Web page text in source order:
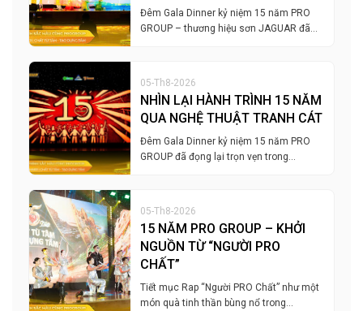
Đêm Gala Dinner kỷ niệm 15 năm PRO
GROUP – thương hiệu sơn JAGUAR đã…
05-Th8-2026
NHÌN LẠI HÀNH TRÌNH 15 NĂM
QUA NGHỆ THUẬT TRANH CÁT
Đêm Gala Dinner kỷ niệm 15 năm PRO
GROUP đã đọng lại trọn vẹn trong…
05-Th8-2026
15 NĂM PRO GROUP – KHỞI
NGUỒN TỪ “NGƯỜI PRO
CHẤT”
Tiết mục Rap “Người PRO Chất” như một
món quà tinh thần bùng nổ trong…